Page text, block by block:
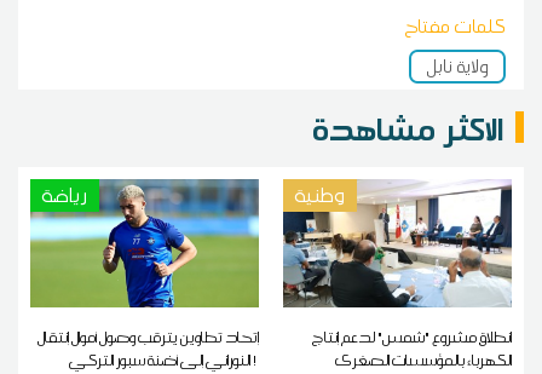
كلمات مفتاح
ولاية نابل
الاكثر مشاهدة
وطنية
انطلاق مشروع "شمس" لدعم إنتاج
الكهرباء بالمؤسسات الصغرى
رياضة
إتحاد تطاوين يترقب وصول أموال إنتقال
النوراني إلى أضنة سبور التركي !